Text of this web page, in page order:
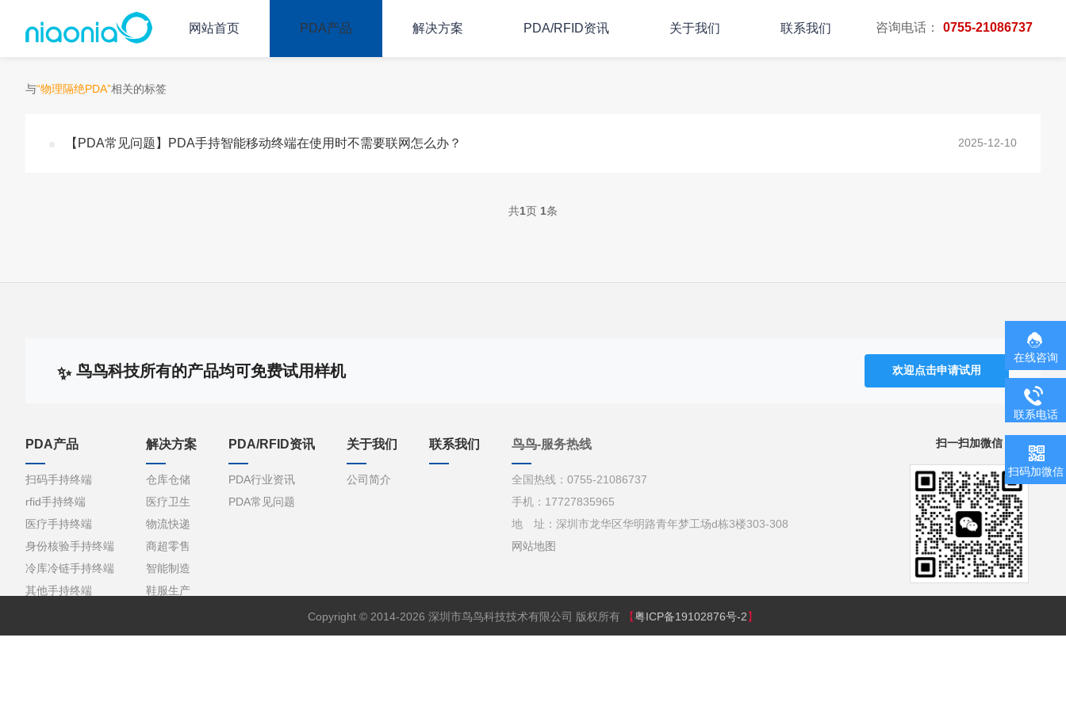
网站首页 PDA产品 解决方案 PDA/RFID资讯 关于我们 联系我们 咨询电话： 0755-21086737
与“物理隔绝PDA”相关的标签
主页 TAG标签
【PDA常见问题】PDA手持智能移动终端在使用时不需要联网怎么办？ 2025-12-10
共1页 1条
鸟鸟科技所有的产品均可免费试用样机 欢迎点击申请试用
PDA产品
扫码手持终端
rfid手持终端
医疗手持终端
身份核验手持终端
冷库冷链手持终端
其他手持终端
解决方案
仓库仓储
医疗卫生
物流快递
商超零售
智能制造
鞋服生产
PDA/RFID资讯
PDA行业资讯
PDA常见问题
关于我们
公司简介
联系我们 鸟鸟-服务热线
全国热线：0755-21086737
手机：17727835965
地 址：深圳市龙华区华明路青年梦工场d栋3楼303-308
网站地图
扫一扫加微信
Copyright © 2014-2026 深圳市鸟鸟科技技术有限公司 版权所有 【粤ICP备19102876号-2】
在线咨询
联系电话
扫码加微信